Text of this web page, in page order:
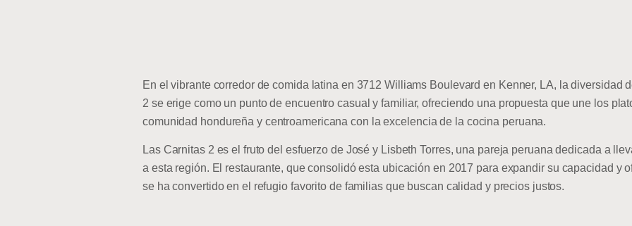
En el vibrante corredor de comida latina en 3712 Williams Boulevard en Kenner, LA, la diversidad
2 se erige como un punto de encuentro casual y familiar, ofreciendo una propuesta que une los
comunidad hondureña y centroamericana con la excelencia de la cocina peruana.
Las Carnitas 2 es el fruto del esfuerzo de José y Lisbeth Torres, una pareja peruana dedicada a
a esta región. El restaurante, que consolidó esta ubicación en 2017 para expandir su capacidad y
se ha convertido en el refugio favorito de familias que buscan calidad y precios justos.